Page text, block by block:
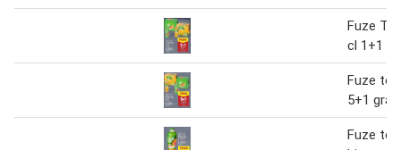
Fuze
cl 1+1
Fuze
5+1
Fuze